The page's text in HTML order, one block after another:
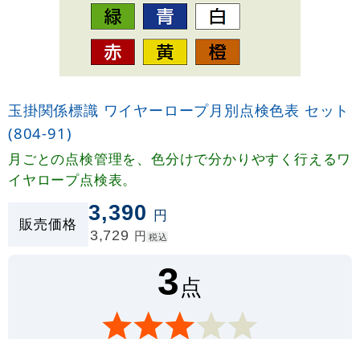
玉掛関係標識 ワイヤーロープ月別点検色表 セット
(804-91)
月ごとの点検管理を、色分けで分かりやすく行えるワ
イヤロープ点検表。
販売価格 3,390 円
3,729 円 税込
3点